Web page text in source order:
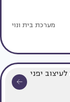
מערכת בית ונוי